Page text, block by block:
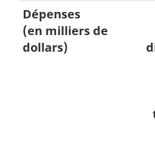
Dépenses
(en milliers de
dollars)